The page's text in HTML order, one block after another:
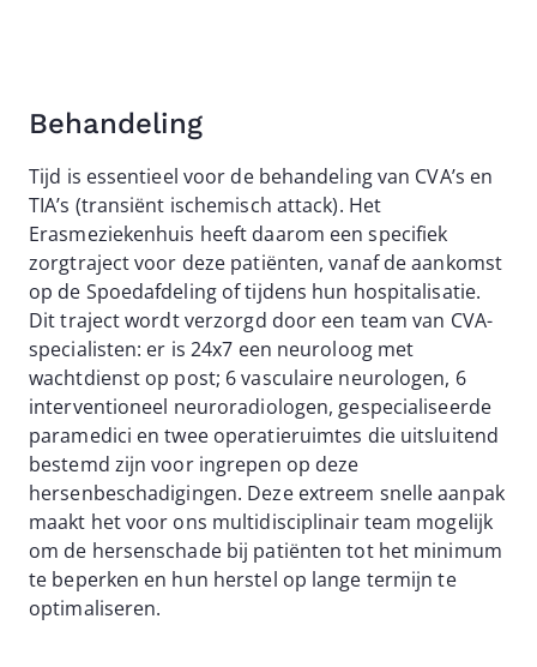
Behandeling
Tijd is essentieel voor de behandeling van CVA’s en
TIA’s (transiënt ischemisch attack). Het
Erasmeziekenhuis heeft daarom een specifiek
zorgtraject voor deze patiënten, vanaf de aankomst
op de Spoedafdeling of tijdens hun hospitalisatie.
Dit traject wordt verzorgd door een team van CVA-
specialisten: er is 24x7 een neuroloog met
wachtdienst op post; 6 vasculaire neurologen, 6
interventioneel neuroradiologen, gespecialiseerde
paramedici en twee operatieruimtes die uitsluitend
bestemd zijn voor ingrepen op deze
hersenbeschadigingen. Deze extreem snelle aanpak
maakt het voor ons multidisciplinair team mogelijk
om de hersenschade bij patiënten tot het minimum
te beperken en hun herstel op lange termijn te
optimaliseren.